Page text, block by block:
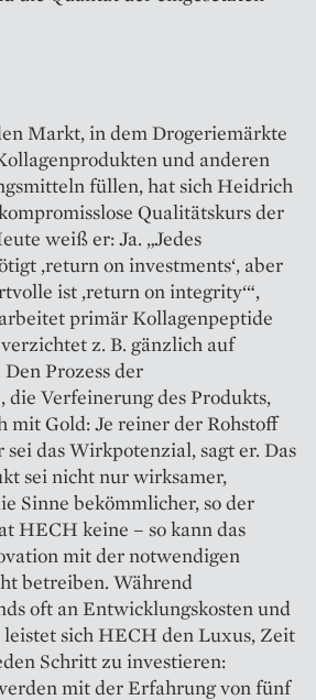
Markt, in dem Drogeriemärkte
und anderen
füllen, hat sich Heidrich
Qualitätskurs der
weiß er: Ja. „Jedes
‚return on investments‘, aber
ist ‚return on integrity‘“,
primär Kollagenpeptide
z. B. gänzlich auf
Prozess der
die Verfeinerung des Produkts,
Gold: Je reiner der Rohstoff
das Wirkpotenzial, sagt er. Das
sei nicht nur wirksamer,
Sinne bekömmlicher, so der
HECH keine – so kann das
mit der notwendigen
betreiben. Während
oft an Entwicklungskosten und
leistet sich HECH den Luxus, Zeit
Schritt zu investieren:
mit der Erfahrung von fünf